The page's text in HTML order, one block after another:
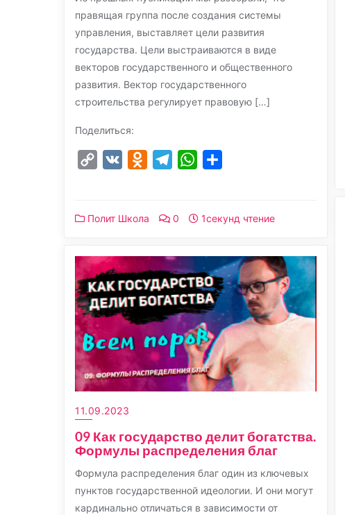
правящая группа после создания системы
управления, выставляет цели развития
государства. Цели выстраиваются в виде
векторов государственного и общественного
развития. Вектор государственного
строительства регулирует правовую […]
Поделиться:
Copy
VK Odnoklassniki
TelegramWhatsApp
Полит Школа 0 1секунд чтение
11.09.2023
09 Как государство делит богатства.
Формулы распределения благ
Формула распределения благ один из ключевых
пунктов государственной идеологии. И они могут
кардинально отличаться в зависимости от